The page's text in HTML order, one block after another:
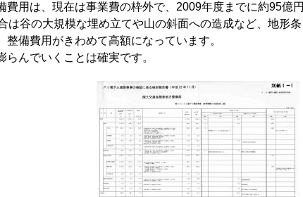
用は、現在は事業費の枠外で、2009年度までに約95億円
は谷の大規模な埋め立てや山の斜面への造成など、地形条
備費用がきわめて高額になっています。
んでいくことは確実です。